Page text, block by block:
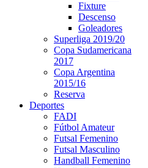
Fixture
Descenso
Goleadores
Superliga 2019/20
Copa Sudamericana
2017
Copa Argentina
2015/16
Reserva
Deportes
FADI
Fútbol Amateur
Futsal Femenino
Futsal Masculino
Handball Femenino